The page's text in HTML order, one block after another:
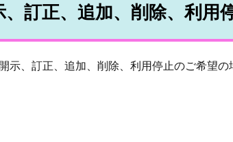
訂正、追加、削除、利用
示、訂正、追加、削除、利用停止のご希望